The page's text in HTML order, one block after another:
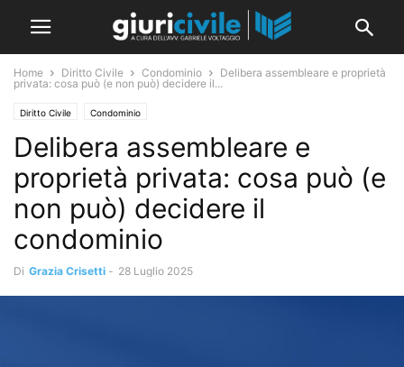
Home Diritto Civile Condominio
Delibera assembleare e proprietà
privata: cosa può (e non può) decidere il...
Diritto Civile Condominio
Delibera assembleare e
proprietà privata: cosa può (e
non può) decidere il
condominio
Di Grazia Crisetti - 28 Luglio 2025